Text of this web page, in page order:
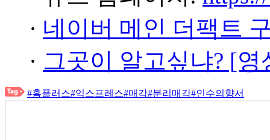
· 네이버 메인 더팩트
· 그곳이 알고싶냐? [
#홈플러스#익스프레스#매각#분리매각#인수의향서